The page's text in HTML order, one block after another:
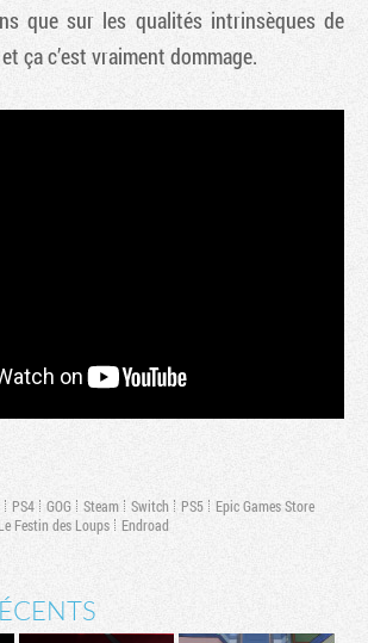
que sur les qualités intrinsèques de
ça c’est vraiment dommage.
PS4 GOG Steam Switch PS5
Epic Games Store
Festin des Loups Endroad